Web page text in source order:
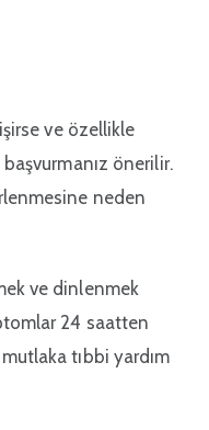
ve özellikle
önerilir.
neden
ve dinlenmek
24 saatten
tıbbi yardım